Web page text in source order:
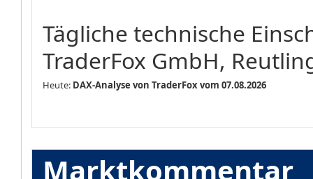
Tägliche technische
TraderFox GmbH,
Heute: DAX-Analyse von TraderFox vom 07.08.2026
Marktkommentar